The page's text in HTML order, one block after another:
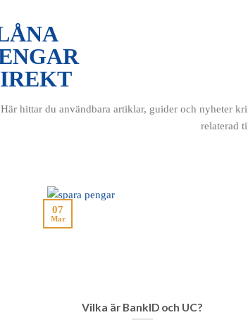
Här hittar du användbara artiklar, guider och nyheter
relaterad
Vilka är BankID och UC?
07
Mar